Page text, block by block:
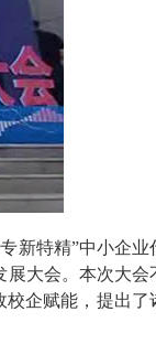
新特精”中小企业
展大会。本次大会
校企赋能，提出了